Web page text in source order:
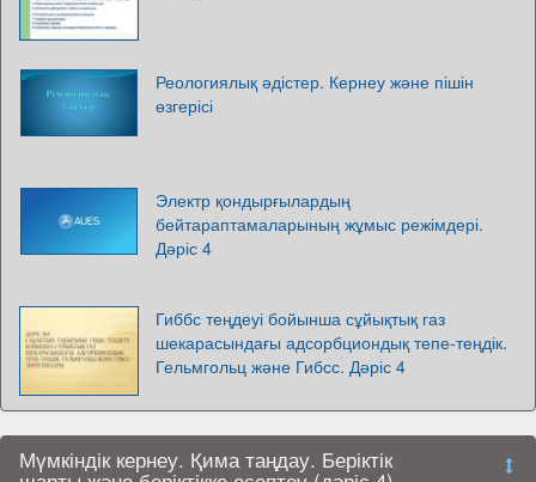
Реологиялық әдістер. Кернеу және пішін
өзгерісі
Электр қондырғылардың
бейтараптамаларының жұмыс режімдері.
Дәріс 4
Гиббс теңдеуі бойынша сұйықтық газ
шекарасындағы адсорбциондық тепе-теңдік.
Гельмгольц және Гибсс. Дәріс 4
Мүмкіндік кернеу. Қима таңдау. Беріктік